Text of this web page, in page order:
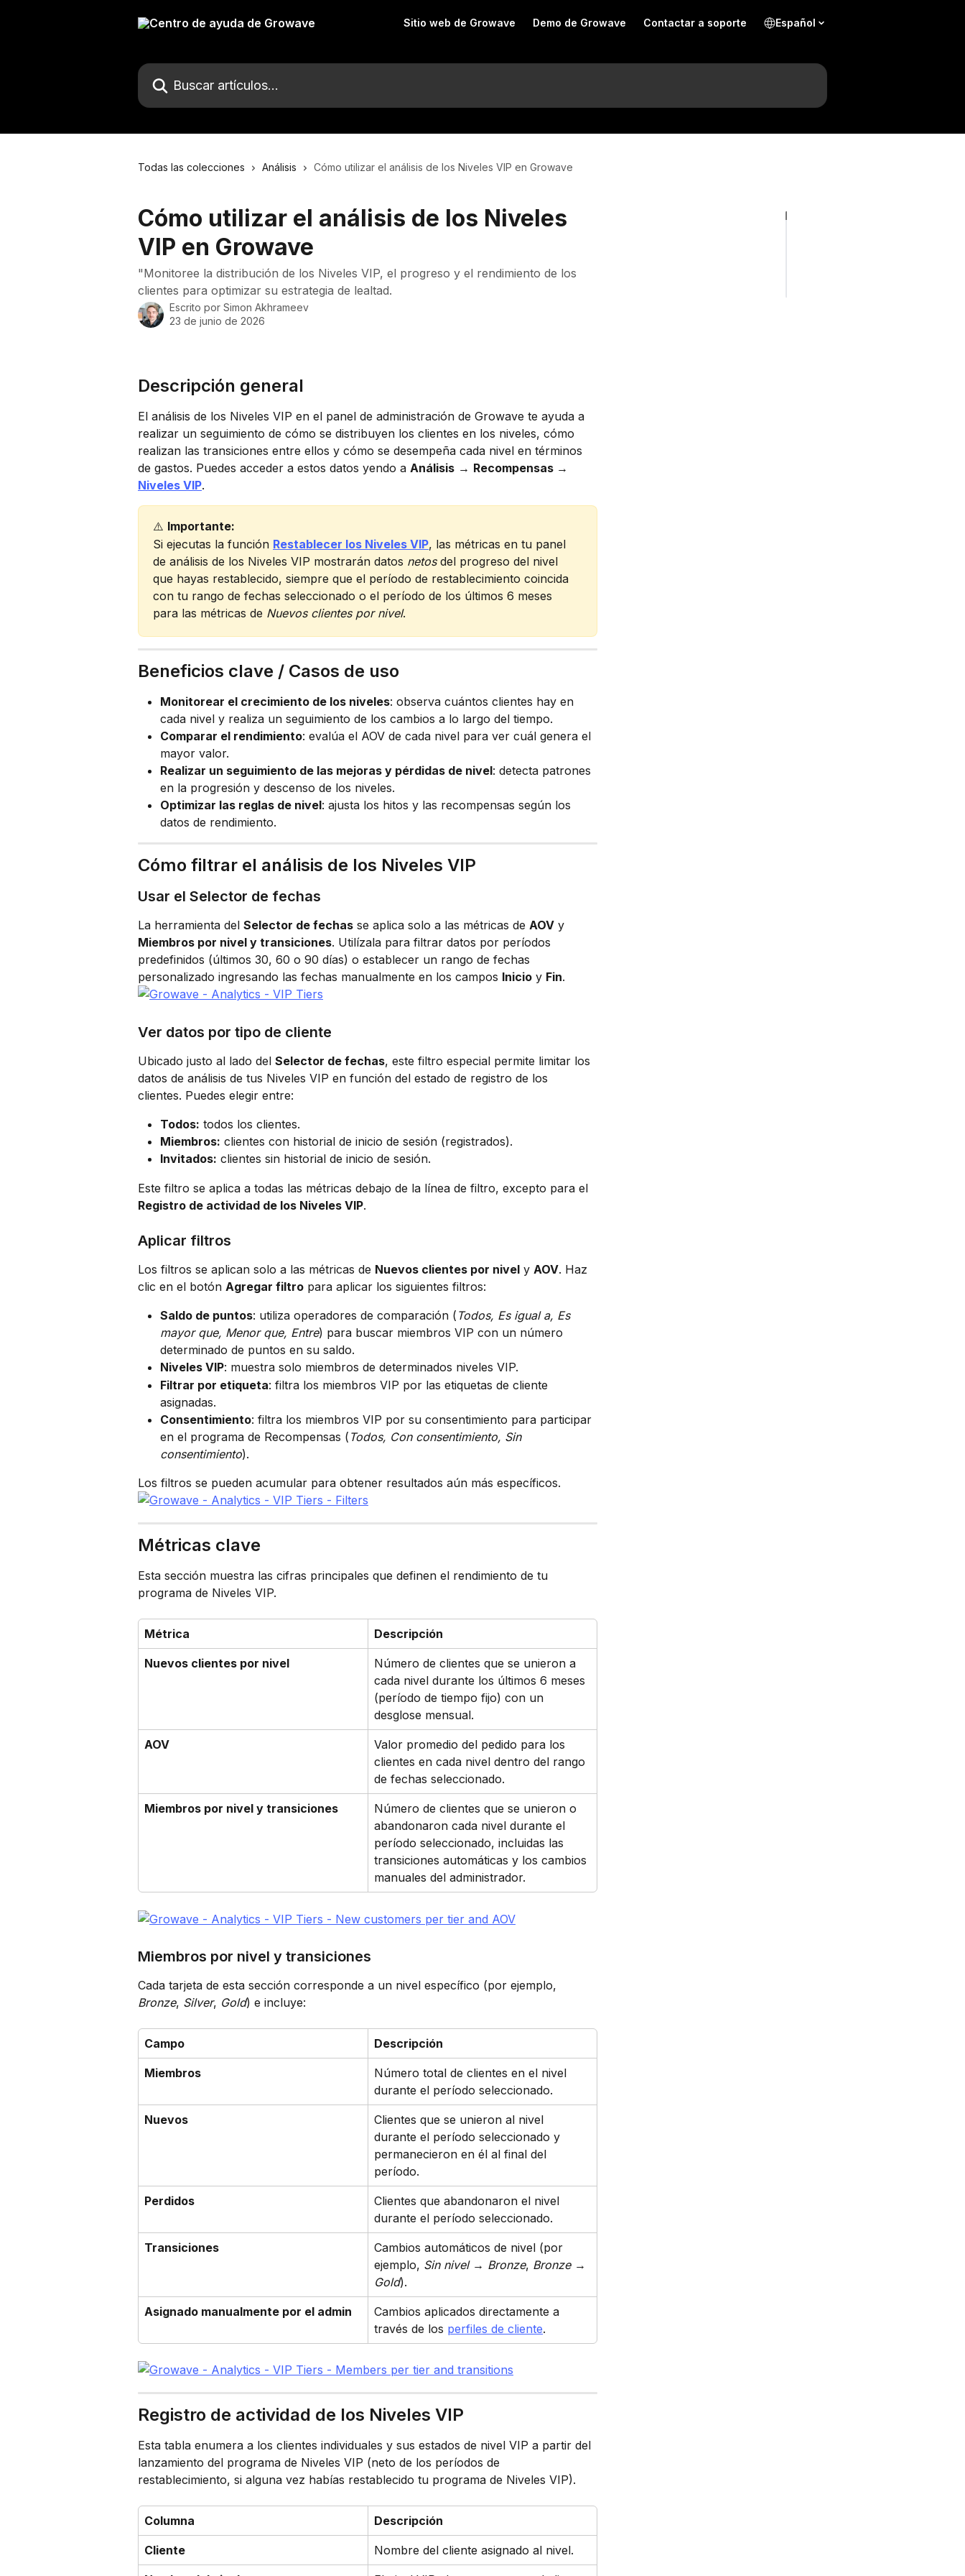
Sitio web de Growave Demo de Growave Contactar a soporte Español
Buscar artículos...
Todas las colecciones Análisis Cómo utilizar el análisis de los Niveles VIP en Growave
Cómo utilizar el análisis de los Niveles
VIP en Growave
"Monitoree la distribución de los Niveles VIP, el progreso y el rendimiento de los
clientes para optimizar su estrategia de lealtad.
Escrito por Simon Akhrameev
23 de junio de 2026
Descripción general
El análisis de los Niveles VIP en el panel de administración de Growave te ayuda a
realizar un seguimiento de cómo se distribuyen los clientes en los niveles, cómo
realizan las transiciones entre ellos y cómo se desempeña cada nivel en términos
de gastos. Puedes acceder a estos datos yendo a Análisis → Recompensas →
Niveles VIP.
⚠️ Importante:
Si ejecutas la función Restablecer los Niveles VIP, las métricas en tu panel
de análisis de los Niveles VIP mostrarán datos netos del progreso del nivel
que hayas restablecido, siempre que el período de restablecimiento coincida
con tu rango de fechas seleccionado o el período de los últimos 6 meses
para las métricas de Nuevos clientes por nivel.
Beneficios clave / Casos de uso
Monitorear el crecimiento de los niveles: observa cuántos clientes hay en
cada nivel y realiza un seguimiento de los cambios a lo largo del tiempo.
Comparar el rendimiento: evalúa el AOV de cada nivel para ver cuál genera el
mayor valor.
Realizar un seguimiento de las mejoras y pérdidas de nivel: detecta patrones
en la progresión y descenso de los niveles.
Optimizar las reglas de nivel: ajusta los hitos y las recompensas según los
datos de rendimiento.
Cómo filtrar el análisis de los Niveles VIP
Usar el Selector de fechas
La herramienta del Selector de fechas se aplica solo a las métricas de AOV y
Miembros por nivel y transiciones. Utilízala para filtrar datos por períodos
predefinidos (últimos 30, 60 o 90 días) o establecer un rango de fechas
personalizado ingresando las fechas manualmente en los campos Inicio y Fin.
Ver datos por tipo de cliente
Ubicado justo al lado del Selector de fechas, este filtro especial permite limitar los
datos de análisis de tus Niveles VIP en función del estado de registro de los
clientes. Puedes elegir entre:
Todos: todos los clientes.
Miembros: clientes con historial de inicio de sesión (registrados).
Invitados: clientes sin historial de inicio de sesión.
Este filtro se aplica a todas las métricas debajo de la línea de filtro, excepto para el
Registro de actividad de los Niveles VIP.
Aplicar filtros
Los filtros se aplican solo a las métricas de Nuevos clientes por nivel y AOV. Haz
clic en el botón Agregar filtro para aplicar los siguientes filtros:
Saldo de puntos: utiliza operadores de comparación ( Todos, Es igual a, Es
mayor que, Menor que, Entre) para buscar miembros VIP con un número
determinado de puntos en su saldo.
Niveles VIP: muestra solo miembros de determinados niveles VIP.
Filtrar por etiqueta: filtra los miembros VIP por las etiquetas de cliente
asignadas.
Consentimiento: filtra los miembros VIP por su consentimiento para participar
en el programa de Recompensas ( Todos, Con consentimiento, Sin
consentimiento).
Los filtros se pueden acumular para obtener resultados aún más específicos.
Métricas clave
Esta sección muestra las cifras principales que definen el rendimiento de tu
programa de Niveles VIP.
Métrica Descripción
Nuevos clientes por nivel
Número de clientes que se unieron a
cada nivel durante los últimos 6 meses
(período de tiempo fijo) con un
desglose mensual.
AOV
Valor promedio del pedido para los
clientes en cada nivel dentro del rango
de fechas seleccionado.
Miembros por nivel y transiciones
Número de clientes que se unieron o
abandonaron cada nivel durante el
período seleccionado, incluidas las
transiciones automáticas y los cambios
manuales del administrador.
Miembros por nivel y transiciones
Cada tarjeta de esta sección corresponde a un nivel específico (por ejemplo,
Bronze, Silver, Gold) e incluye:
Campo Descripción
Miembros
Número total de clientes en el nivel
durante el período seleccionado.
Nuevos
Clientes que se unieron al nivel
durante el período seleccionado y
permanecieron en él al final del
período.
Perdidos
Clientes que abandonaron el nivel
durante el período seleccionado.
Transiciones
Cambios automáticos de nivel (por
ejemplo, Sin nivel → Bronze, Bronze →
Gold).
Asignado manualmente por el admin
Cambios aplicados directamente a
través de los perfiles de cliente.
Registro de actividad de los Niveles VIP
Esta tabla enumera a los clientes individuales y sus estados de nivel VIP a partir del
lanzamiento del programa de Niveles VIP (neto de los períodos de
restablecimiento, si alguna vez habías restablecido tu programa de Niveles VIP).
Columna Descripción
Cliente Nombre del cliente asignado al nivel.